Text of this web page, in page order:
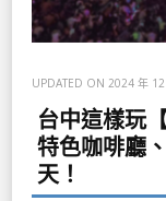
UPDATED ON 2024 年
台中這樣玩
特色咖啡廳
天！